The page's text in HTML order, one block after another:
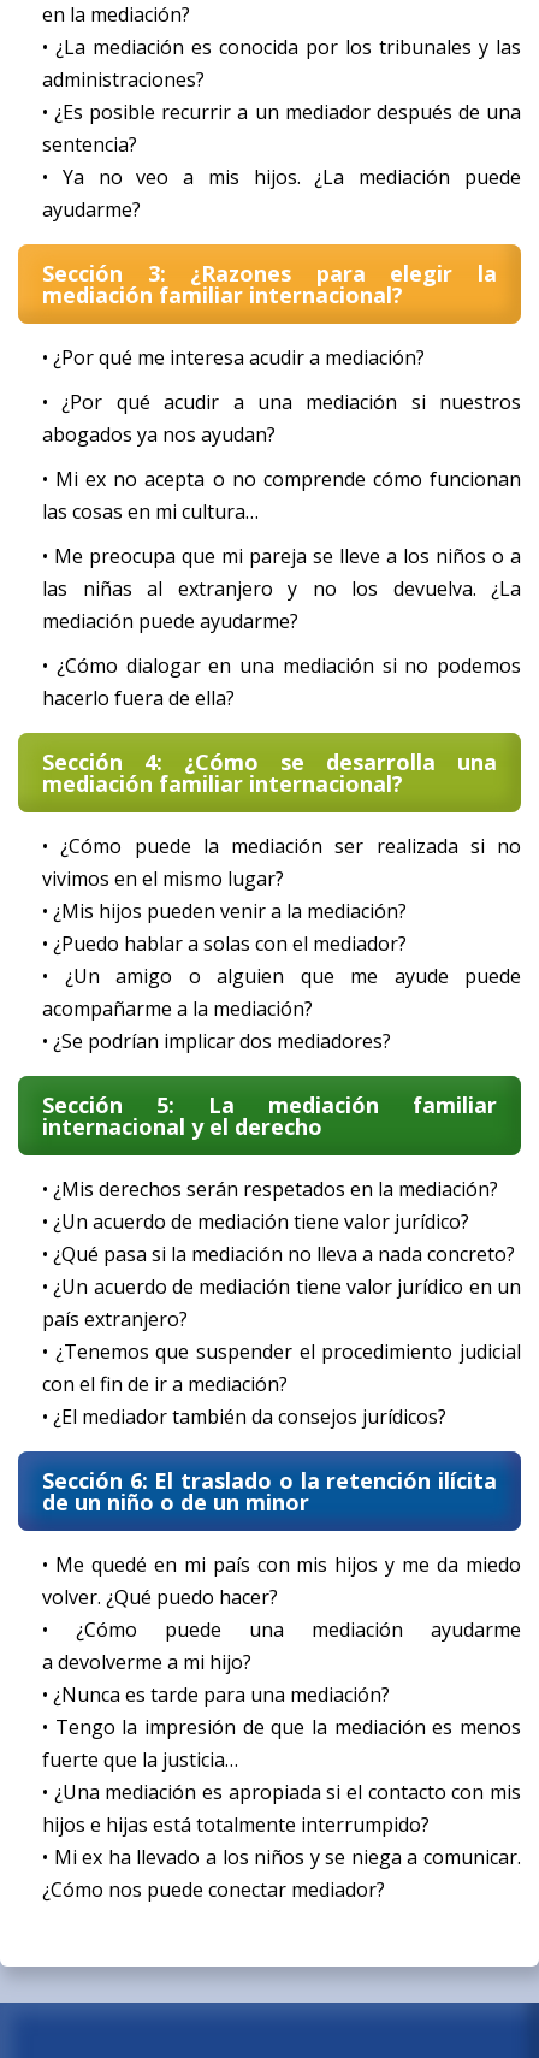
en la mediación?
• ¿La mediación es conocida por los tribunales y las
administraciones?
• ¿Es posible recurrir a un mediador después de una
sentencia?
• Ya no veo a mis hijos. ¿La mediación puede
ayudarme?
Sección 3: ¿Razones para elegir la
mediación familiar internacional?
• ¿Por qué me interesa acudir a mediación?
• ¿Por qué acudir a una mediación si nuestros
abogados ya nos ayudan?
• Mi ex no acepta o no comprende cómo funcionan
las cosas en mi cultura…
• Me preocupa que mi pareja se lleve a los niños o a
las niñas al extranjero y no los devuelva. ¿La
mediación puede ayudarme?
• ¿Cómo dialogar en una mediación si no podemos
hacerlo fuera de ella?
Sección 4: ¿Cómo se desarrolla una
mediación familiar internacional?
• ¿Cómo puede la mediación ser realizada si no
vivimos en el mismo lugar?
• ¿Mis hijos pueden venir a la mediación?
• ¿Puedo hablar a solas con el mediador?
• ¿Un amigo o alguien que me ayude puede
acompañarme a la mediación?
• ¿Se podrían implicar dos mediadores?
Sección 5: La mediación familiar
internacional y el derecho
• ¿Mis derechos serán respetados en la mediación?
• ¿Un acuerdo de mediación tiene valor jurídico?
• ¿Qué pasa si la mediación no lleva a nada concreto?
• ¿Un acuerdo de mediación tiene valor jurídico en un
país extranjero?
• ¿Tenemos que suspender el procedimiento judicial
con el fin de ir a mediación?
• ¿El mediador también da consejos jurídicos?
Sección 6: El traslado o la retención ilícita
de un niño o de un minor
• Me quedé en mi país con mis hijos y me da miedo
volver. ¿Qué puedo hacer?
• ¿Cómo puede una mediación ayudarme
a devolverme a mi hijo?
• ¿Nunca es tarde para una mediación?
• Tengo la impresión de que la mediación es menos
fuerte que la justicia…
• ¿Una mediación es apropiada si el contacto con mis
hijos e hijas está totalmente interrumpido?
• Mi ex ha llevado a los niños y se niega a comunicar.
¿Cómo nos puede conectar mediador?